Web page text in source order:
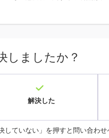
しましたか？
解決した
していない」を押すと問い合わせ